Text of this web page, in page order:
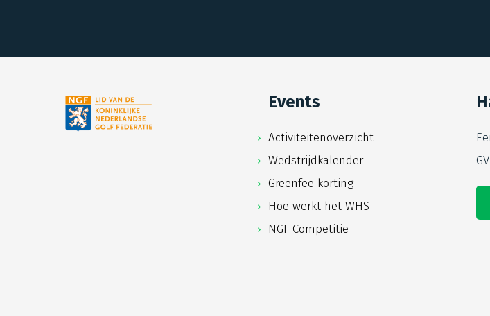
Events
Activiteitenoverzicht
Wedstrijdkalender
Greenfee korting
Hoe werkt het WHS
NGF Competitie